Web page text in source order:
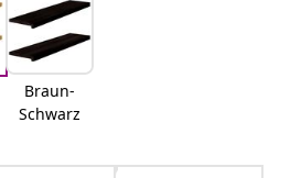
Braun-
Schwarz